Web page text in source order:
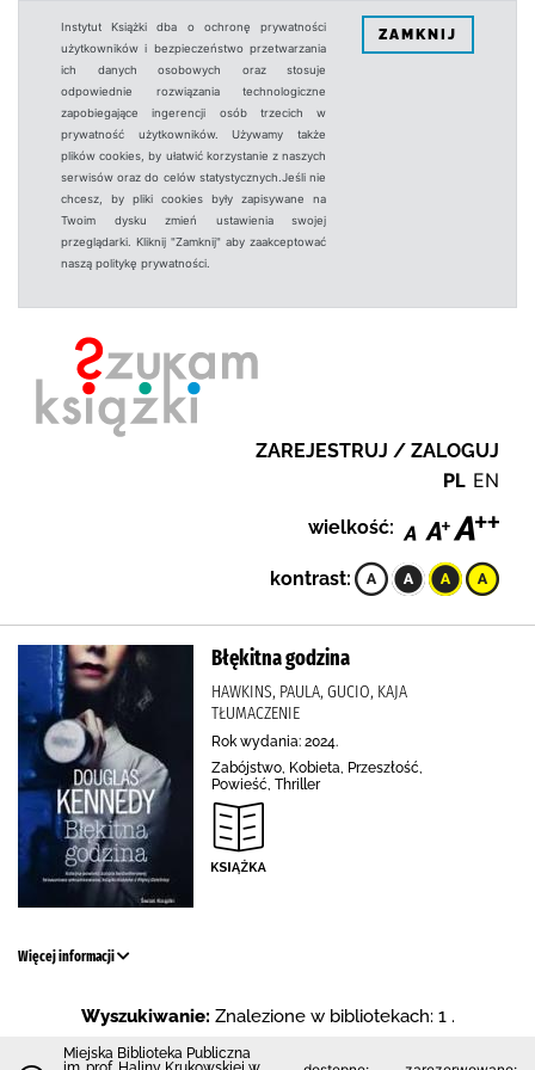
Instytut Książki dba o ochronę prywatności
użytkowników i bezpieczeństwo przetwarzania
ich danych osobowych oraz stosuje
odpowiednie rozwiązania technologiczne
zapobiegające ingerencji osób trzecich w
prywatność użytkowników. Używamy także
plików cookies, by ułatwić korzystanie z naszych
serwisów oraz do celów statystycznych.Jeśli nie
chcesz, by pliki cookies były zapisywane na
Twoim dysku zmień ustawienia swojej
przeglądarki. Kliknij "Zamknij" aby zaakceptować
naszą politykę prywatności.
ZAMKNIJ
ZAREJESTRUJ / ZALOGUJ
PL EN
wielkość:
kontrast:
Błękitna godzina
HAWKINS, PAULA, GUCIO, KAJA
TŁUMACZENIE
Rok wydania: 2024.
Zabójstwo, Kobieta, Przeszłość,
Powieść, Thriller
Więcej informacji
Wyszukiwanie: Znalezione w bibliotekach: 1 .
Miejska Biblioteka Publiczna